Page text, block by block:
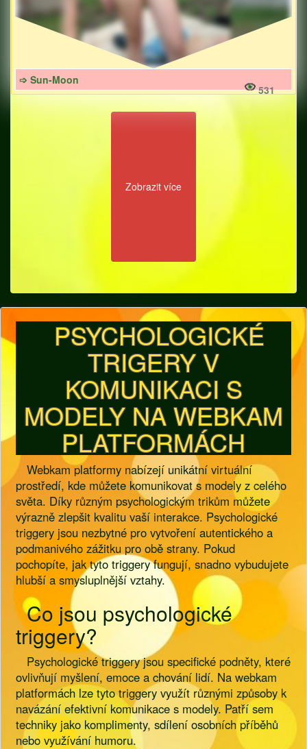
➩ Sun-Moon
531
Zobrazit více
PSYCHOLOGICKÉ
TRIGERY V
KOMUNIKACI S
MODELY NA WEBKAM
PLATFORMÁCH
Webkam platformy nabízejí unikátní virtuální
prostředí, kde můžete komunikovat s modely z celého
světa. Díky různým psychologickým trikům můžete
výrazně zlepšit kvalitu vaší interakce. Psychologické
triggery jsou nezbytné pro vytvoření autentického a
podmanivého zážitku pro obě strany. Pokud
pochopíte, jak tyto triggery fungují, snadno vybudujete
hlubší a smysluplnější vztahy.
Co jsou psychologické
triggery?
Psychologické triggery jsou specifické podněty, které
ovlivňují myšlení, emoce a chování lidí. Na webkam
platformách lze tyto triggery využít různými způsoby k
navázání efektivní komunikace s modely. Patří sem
techniky jako komplimenty, sdílení osobních příběhů
nebo využívání humoru.